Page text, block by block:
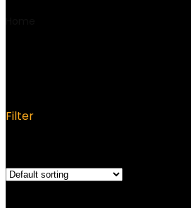
Filter